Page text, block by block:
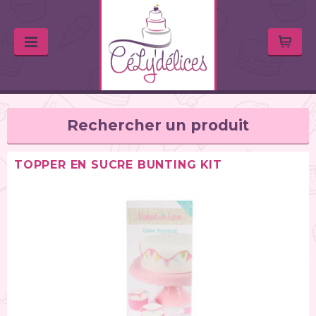
Rechercher un produit
Colorants alimentaires (67)
Feutres alimentaires (11)
Chocolats / Candy Melts (36)
Colles comestibles (2)
TOPPER EN SUCRE BUNTING KIT